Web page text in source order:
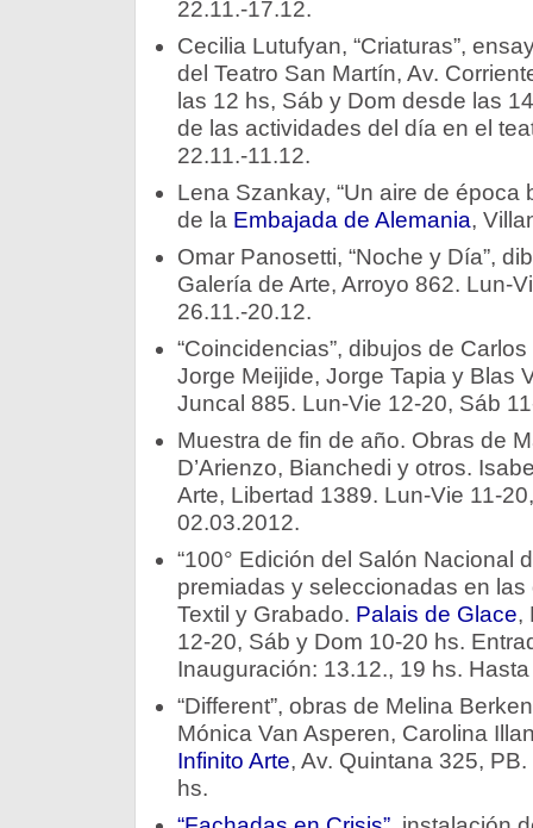
22.11.-17.12.
Cecilia Lutufyan, “Criaturas”,
del Teatro San Martín, Av.
las 12 hs, Sáb y Dom desde las
de las actividades del día en el
22.11.-11.12.
Lena Szankay, “Un aire de época
de la Embajada de Alemania,
Omar Panosetti, “Noche y Día”,
Galería de Arte, Arroyo 862. Lun-
26.11.-20.12.
“Coincidencias”, dibujos de
Jorge Meijide, Jorge Tapia y Blas
Juncal 885. Lun-Vie 12-20, Sáb
Muestra de fin de año. Obras de
D’Arienzo, Bianchedi y otros.
Arte, Libertad 1389. Lun-Vie 11-
02.03.2012.
“100° Edición del Salón Nacional
premiadas y seleccionadas en
Textil y Grabado. Palais de Glace,
12-20, Sáb y Dom 10-20 hs.
Inauguración: 13.12., 19 hs.
“Different”, obras de Melina
Mónica Van Asperen, Carolina
Infinito Arte, Av. Quintana 325,
hs.